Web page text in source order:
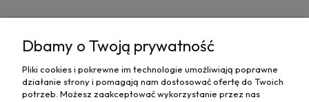
Moje konto
Płatności i dostawa
Dbamy o Twoją prywatność
Pliki cookies i pokrewne im technologie umożliwiają poprawne
działanie strony i pomagają nam dostosować ofertę do Twoich
potrzeb. Możesz zaakceptować wykorzystanie przez nas